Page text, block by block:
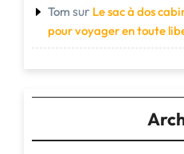
Tom sur Le sac à dos
pour voyager en toute